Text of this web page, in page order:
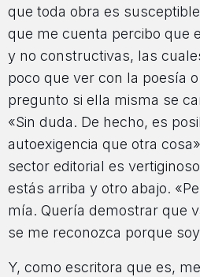
que toda obra es
que me cuenta percibo que
y no constructivas, las
poco que ver con la poesía
pregunto si ella misma se
«Sin duda. De hecho, es
autoexigencia que otra
sector editorial es
estás arriba y otro abajo.
mía. Quería demostrar que
se me reconozca porque
Y, como escritora que es,